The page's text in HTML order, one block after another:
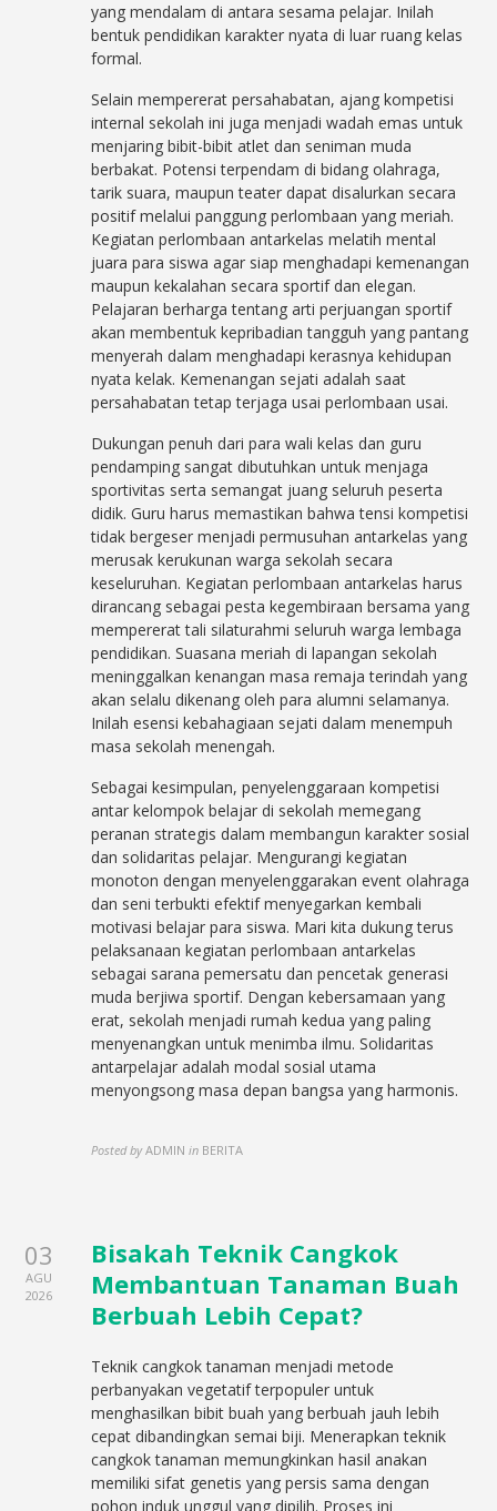
yang mendalam di antara sesama pelajar. Inilah
bentuk pendidikan karakter nyata di luar ruang kelas
formal.
Selain mempererat persahabatan, ajang kompetisi
internal sekolah ini juga menjadi wadah emas untuk
menjaring bibit-bibit atlet dan seniman muda
berbakat. Potensi terpendam di bidang olahraga,
tarik suara, maupun teater dapat disalurkan secara
positif melalui panggung perlombaan yang meriah.
Kegiatan perlombaan antarkelas melatih mental
juara para siswa agar siap menghadapi kemenangan
maupun kekalahan secara sportif dan elegan.
Pelajaran berharga tentang arti perjuangan sportif
akan membentuk kepribadian tangguh yang pantang
menyerah dalam menghadapi kerasnya kehidupan
nyata kelak. Kemenangan sejati adalah saat
persahabatan tetap terjaga usai perlombaan usai.
Dukungan penuh dari para wali kelas dan guru
pendamping sangat dibutuhkan untuk menjaga
sportivitas serta semangat juang seluruh peserta
didik. Guru harus memastikan bahwa tensi kompetisi
tidak bergeser menjadi permusuhan antarkelas yang
merusak kerukunan warga sekolah secara
keseluruhan. Kegiatan perlombaan antarkelas harus
dirancang sebagai pesta kegembiraan bersama yang
mempererat tali silaturahmi seluruh warga lembaga
pendidikan. Suasana meriah di lapangan sekolah
meninggalkan kenangan masa remaja terindah yang
akan selalu dikenang oleh para alumni selamanya.
Inilah esensi kebahagiaan sejati dalam menempuh
masa sekolah menengah.
Sebagai kesimpulan, penyelenggaraan kompetisi
antar kelompok belajar di sekolah memegang
peranan strategis dalam membangun karakter sosial
dan solidaritas pelajar. Mengurangi kegiatan
monoton dengan menyelenggarakan event olahraga
dan seni terbukti efektif menyegarkan kembali
motivasi belajar para siswa. Mari kita dukung terus
pelaksanaan kegiatan perlombaan antarkelas
sebagai sarana pemersatu dan pencetak generasi
muda berjiwa sportif. Dengan kebersamaan yang
erat, sekolah menjadi rumah kedua yang paling
menyenangkan untuk menimba ilmu. Solidaritas
antarpelajar adalah modal sosial utama
menyongsong masa depan bangsa yang harmonis.
Posted by ADMIN in BERITA
03
AGU
2026
Bisakah Teknik Cangkok
Membantuan Tanaman Buah
Berbuah Lebih Cepat?
Teknik cangkok tanaman menjadi metode
perbanyakan vegetatif terpopuler untuk
menghasilkan bibit buah yang berbuah jauh lebih
cepat dibandingkan semai biji. Menerapkan teknik
cangkok tanaman memungkinkan hasil anakan
memiliki sifat genetis yang persis sama dengan
pohon induk unggul yang dipilih. Proses ini